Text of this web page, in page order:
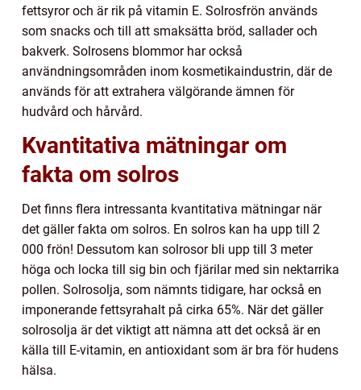
fettsyror och är rik på vitamin E. Solrosfrön används
som snacks och till att smaksätta bröd, sallader och
bakverk. Solrosens blommor har också
användningsområden inom kosmetikaindustrin, där de
används för att extrahera välgörande ämnen för
hudvård och hårvård.
Kvantitativa mätningar om
fakta om solros
Det finns flera intressanta kvantitativa mätningar när
det gäller fakta om solros. En solros kan ha upp till 2
000 frön! Dessutom kan solrosor bli upp till 3 meter
höga och locka till sig bin och fjärilar med sin nektarrika
pollen. Solrosolja, som nämnts tidigare, har också en
imponerande fettsyrahalt på cirka 65%. När det gäller
solrosolja är det viktigt att nämna att det också är en
källa till E-vitamin, en antioxidant som är bra för hudens
hälsa.